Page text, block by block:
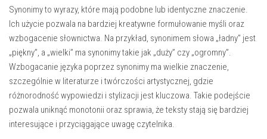
Synonimy to wyrazy, które mają podobne lub identyczne znaczenie.
Ich użycie pozwala na bardziej kreatywne formułowanie myśli oraz
wzbogacenie słownictwa. Na przykład, synonimem słowa „ładny” jest
„piękny”, a „wielki” ma synonimy takie jak „duży” czy „ogromny”.
Wzbogacanie języka poprzez synonimy ma wielkie znaczenie,
szczególnie w literaturze i twórczości artystycznej, gdzie
różnorodność wypowiedzi i stylizacji jest kluczowa. Takie podejście
pozwala uniknąć monotonii oraz sprawia, że teksty stają się bardziej
interesujące i przyciągające uwagę czytelnika.